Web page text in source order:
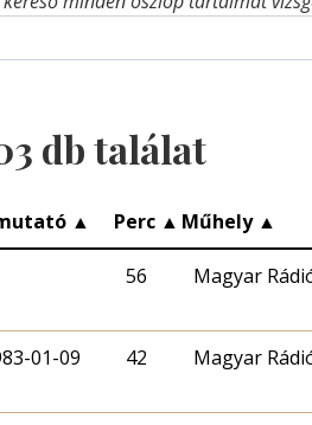
db találat
▲ Perc ▲ Műhely ▲
56 Magyar
01-09 42 Magyar